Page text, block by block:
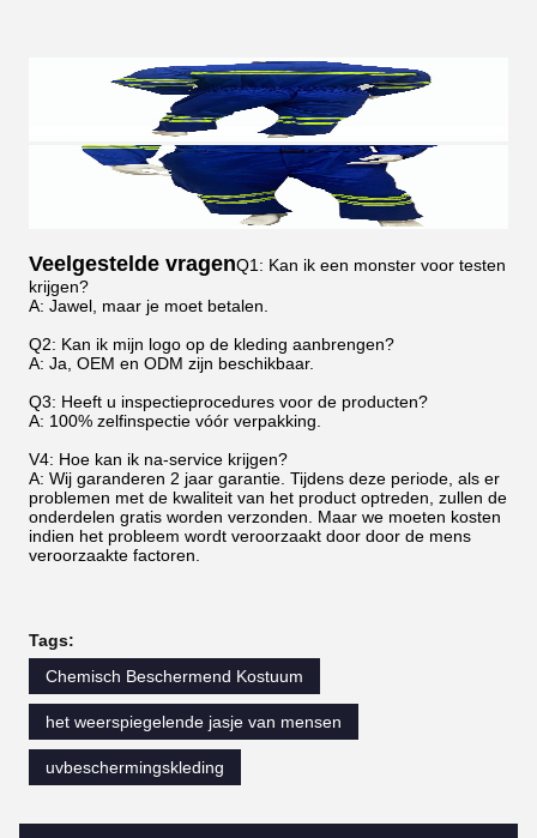
Veelgestelde vragenQ1: Kan ik een monster voor testen
krijgen?
A: Jawel, maar je moet betalen.
Q2: Kan ik mijn logo op de kleding aanbrengen?
A: Ja, OEM en ODM zijn beschikbaar.
Q3: Heeft u inspectieprocedures voor de producten?
A: 100% zelfinspectie vóór verpakking.
V4: Hoe kan ik na-service krijgen?
A: Wij garanderen 2 jaar garantie. Tijdens deze periode, als er
problemen met de kwaliteit van het product optreden, zullen de
onderdelen gratis worden verzonden. Maar we moeten kosten
indien het probleem wordt veroorzaakt door door de mens
veroorzaakte factoren.
Tags:
Chemisch Beschermend Kostuum
het weerspiegelende jasje van mensen
uvbeschermingskleding